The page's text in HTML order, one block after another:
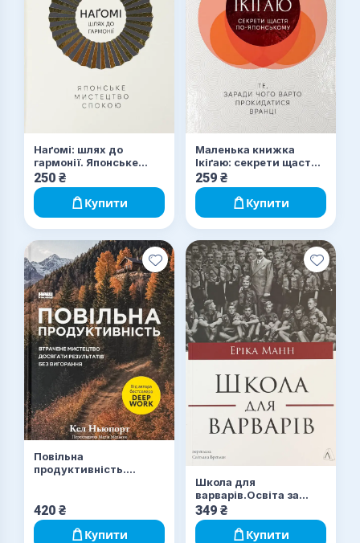
Наґомі: шлях до
гармонії. Японське
мистецтво спокою
250 ₴
Купити
Маленька книжка
Ікіґаю: секрети щастя
по-японському
259 ₴
Купити
Повільна
продуктивність.
без вигоряння
420 ₴
Купити
Школа для
варварів.Освіта за
нацистської влади
349 ₴
Купити